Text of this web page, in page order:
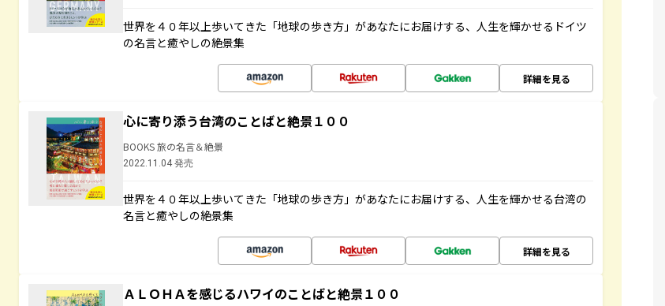
世界を４０年以上歩いてきた「地球の歩き方」があなたにお届けする、人生を輝かせるドイツ
の名言と癒やしの絶景集
詳細を見る
心に寄り添う台湾のことばと絶景１００
BOOKS 旅の名言＆絶景
2022.11.04 発売
世界を４０年以上歩いてきた「地球の歩き方」があなたにお届けする、人生を輝かせる台湾の
名言と癒やしの絶景集
詳細を見る
ＡＬＯＨＡを感じるハワイのことばと絶景１００